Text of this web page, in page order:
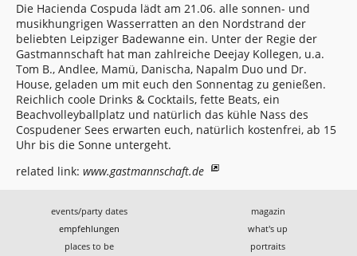
Die Hacienda Cospuda lädt am 21.06. alle sonnen- und
musikhungrigen Wasserratten an den Nordstrand der
beliebten Leipziger Badewanne ein. Unter der Regie der
Gastmannschaft hat man zahlreiche Deejay Kollegen, u.a.
Tom B., Andlee, Mamü, Danischa, Napalm Duo und Dr.
House, geladen um mit euch den Sonnentag zu genießen.
Reichlich coole Drinks & Cocktails, fette Beats, ein
Beachvolleyballplatz und natürlich das kühle Nass des
Cospudener Sees erwarten euch, natürlich kostenfrei, ab 15
Uhr bis die Sonne untergeht.
related link: www.gastmannschaft.de
events/party dates
empfehlungen
places to be
magazin
what's up
portraits